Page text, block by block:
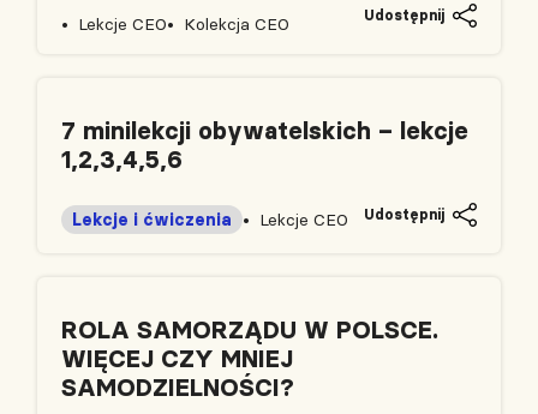
Lekcje CEO Kolekcja CEO Udostępnij
7 minilekcji obywatelskich – lekcje
1,2,3,4,5,6
Lekcje CEO
Lekcje i ćwiczenia Udostępnij
ROLA SAMORZĄDU W POLSCE.
WIĘCEJ CZY MNIEJ
SAMODZIELNOŚCI?